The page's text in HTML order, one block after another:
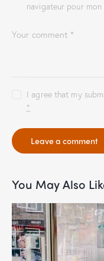
navigateur pour
I agree that my
*
You May Also